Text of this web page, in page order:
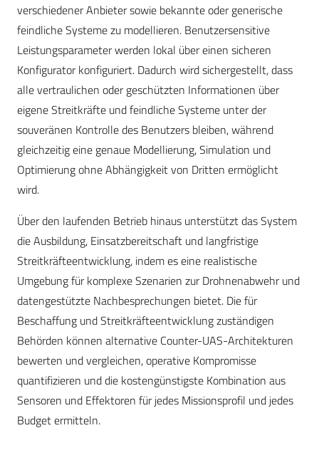
verschiedener Anbieter sowie bekannte oder generische
feindliche Systeme zu modellieren. Benutzersensitive
Leistungsparameter werden lokal über einen sicheren
Konfigurator konfiguriert. Dadurch wird sichergestellt, dass
alle vertraulichen oder geschützten Informationen über
eigene Streitkräfte und feindliche Systeme unter der
souveränen Kontrolle des Benutzers bleiben, während
gleichzeitig eine genaue Modellierung, Simulation und
Optimierung ohne Abhängigkeit von Dritten ermöglicht
wird.
Über den laufenden Betrieb hinaus unterstützt das System
die Ausbildung, Einsatzbereitschaft und langfristige
Streitkräfteentwicklung, indem es eine realistische
Umgebung für komplexe Szenarien zur Drohnenabwehr und
datengestützte Nachbesprechungen bietet. Die für
Beschaffung und Streitkräfteentwicklung zuständigen
Behörden können alternative Counter-UAS-Architekturen
bewerten und vergleichen, operative Kompromisse
quantifizieren und die kostengünstigste Kombination aus
Sensoren und Effektoren für jedes Missionsprofil und jedes
Budget ermitteln.